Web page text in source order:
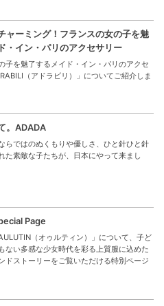
ャーミング！フランスの女の子を魅
・イン・パリのアクセサリー
子を魅了するメイド・イン・パリのアクセ
（アドラビリ）」についてご紹介しま
。ADADA
らではのぬくもりや優しさ、ひと針ひと針
た素敵な子たちが、日本にやって来まし
Page
（オゥルティン）」について、子ど
ない多感な少女時代を彩る上質服に込めた
ドストーリーをご覧いただける特別ページ